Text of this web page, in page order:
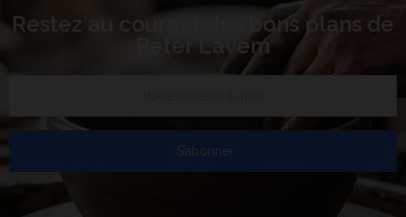
Restez au courant des bons plans de
Peter Lavem
S’abonner